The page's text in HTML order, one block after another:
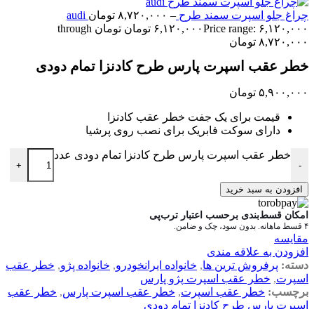
چراغ جلو اسپرت سمند طرح audi ۸,۷۲۰,۰۰۰ تومان
–
۶,۱۲۰,۰۰۰ تومان
Price range: ۶,۱۲۰,۰۰۰ تومان through
۸,۷۲۰,۰۰۰ تومان
خطر عقب اسپرت پارس طرح کادنزا تمام دودی
۵,۹۰۰,۰۰۰ تومان
قیمت برای یک جفت خطر عقب کادنزا
دارای سوکت فابریک برای نصب روی پرشیا
-
خطر عقب اسپرت پارس طرح کادنزا تمام دودی عدد
+
افزودن به سبد خرید
امکان قسط‌بندی برحسب اعتبار ترب‌پی
۴ قسط ماهانه. بدون سود، چک و ضامن.
مقایسه
افزودن به علاقه مندی
دسته: پرفروش ترین ها, خانواده ایرانخودرو, خانواده پژو, خطر عقب
اسپرت, خطر عقب اسپرت پژو پارس
برچسب: خطر عقب اسپرت, خطر عقب اسپرت پارس, خطر عقب
اسپرت پارس طرح کادنزا تمام دودی